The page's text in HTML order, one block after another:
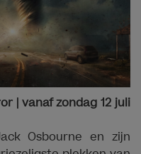
| vanaf zondag 12 juli
Osbourne en zijn